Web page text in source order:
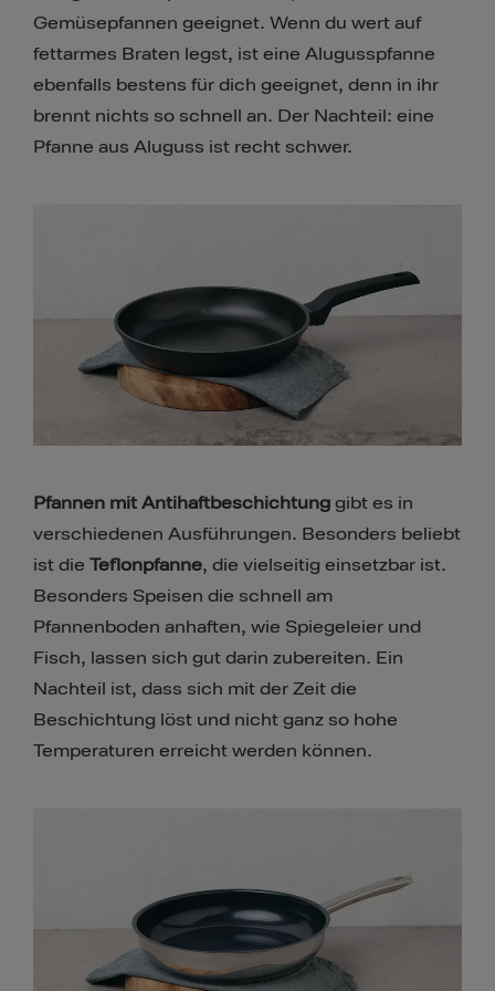
Gemüsepfannen geeignet. Wenn du wert auf
fettarmes Braten legst, ist eine Alugusspfanne
ebenfalls bestens für dich geeignet, denn in ihr
brennt nichts so schnell an. Der Nachteil: eine
Pfanne aus Aluguss ist recht schwer.
Pfannen mit Antihaftbeschichtung gibt es in
verschiedenen Ausführungen. Besonders beliebt
ist die Teflonpfanne, die vielseitig einsetzbar ist.
Besonders Speisen die schnell am
Pfannenboden anhaften, wie Spiegeleier und
Fisch, lassen sich gut darin zubereiten. Ein
Nachteil ist, dass sich mit der Zeit die
Beschichtung löst und nicht ganz so hohe
Temperaturen erreicht werden können.